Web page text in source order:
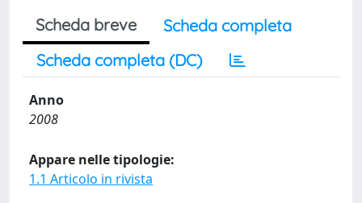
Scheda breve
Scheda completa
Scheda completa (DC)
Anno
2008
Appare nelle tipologie:
1.1 Articolo in rivista